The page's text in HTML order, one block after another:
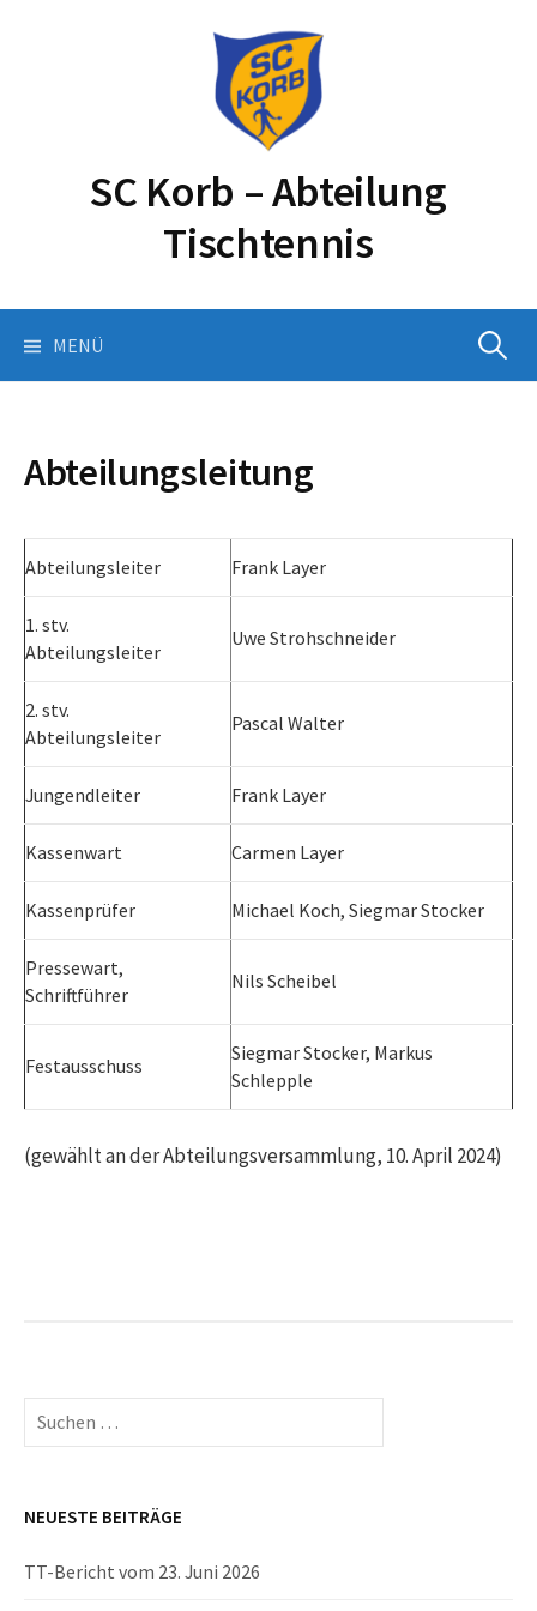
SC Korb – Abteilung
Tischtennis
MENÜ Suchen
Abteilungsleitung
Abteilungsleiter Frank Layer
1. stv.
Abteilungsleiter
Uwe Strohschneider
2. stv.
Abteilungsleiter
Pascal Walter
Jungendleiter Frank Layer
Kassenwart Carmen Layer
Kassenprüfer Michael Koch, Siegmar Stocker
Pressewart,
Schriftführer
Nils Scheibel
Festausschuss
Siegmar Stocker, Markus
Schlepple
(gewählt an der Abteilungsversammlung, 10. April 2024)
Suchen
nach:
NEUESTE BEITRÄGE
TT-Bericht vom 23. Juni 2026